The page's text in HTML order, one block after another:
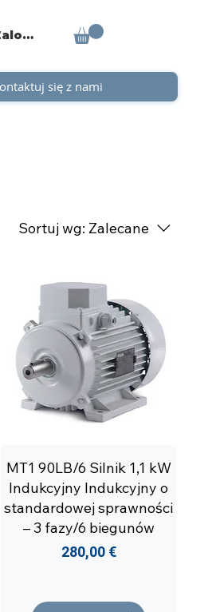
się
się z nami
Sortuj wg: Zalecane
MT1 90LB/6 Silnik 1,1 kW
Indukcyjny Indukcyjny o
standardowej sprawności
– 3 fazy/6 biegunów
Cena
280,00 €